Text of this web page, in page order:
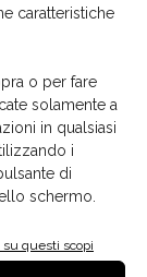
caratteristiche
o per fare
solamente a
in qualsiasi
i
di
schermo.
su questi scopi